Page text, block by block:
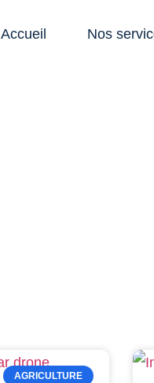
Accueil Nos
AGRICULTURE